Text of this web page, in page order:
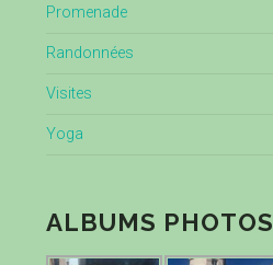
Promenade
Randonnées
Visites
Yoga
ALBUMS PHOTOS